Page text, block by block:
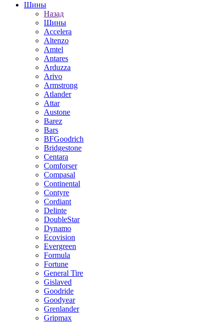
Шины
Назад
Шины
Accelera
Altenzo
Amtel
Antares
Arduzza
Arivo
Armstrong
Atlander
Attar
Austone
Barez
Bars
BFGoodrich
Bridgestone
Centara
Comforser
Compasal
Continental
Contyre
Cordiant
Delinte
DoubleStar
Dynamo
Ecovision
Evergreen
Formula
Fortune
General Tire
Gislaved
Goodride
Goodyear
Grenlander
Gripmax